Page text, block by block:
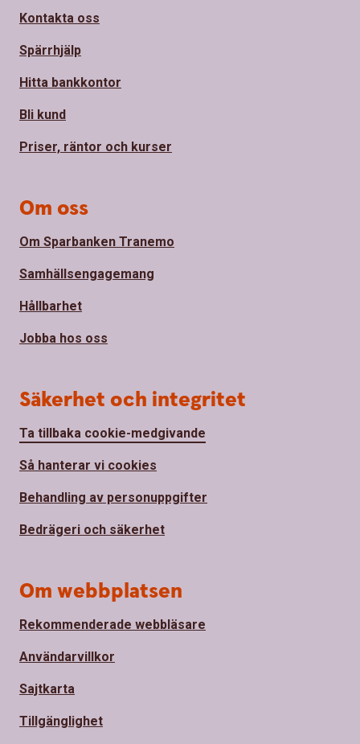
Kontakta oss
Spärrhjälp
Hitta bankkontor
Bli kund
Priser, räntor och kurser
Om oss
Om Sparbanken Tranemo
Samhällsengagemang
Hållbarhet
Jobba hos oss
Säkerhet och integritet
Ta tillbaka cookie-medgivande
Så hanterar vi cookies
Behandling av personuppgifter
Bedrägeri och säkerhet
Om webbplatsen
Rekommenderade webbläsare
Användarvillkor
Sajtkarta
Tillgänglighet